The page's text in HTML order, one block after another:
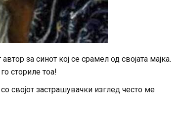
за синот кој се срамел од својата мајка.
сториле тоа!
својот застрашувачки изглед често ме